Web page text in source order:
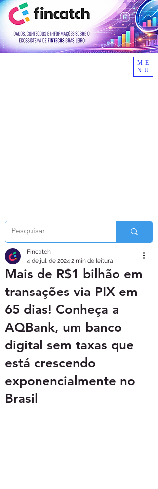
ME
NU
Mais de R$1 bilhão em
transações via PIX em
65 dias! Conheça a
AQBank, um banco
digital sem taxas que
está crescendo
exponencialmente no
Brasil
Fincatch
4 de jul. de 2024 2 min de leitura